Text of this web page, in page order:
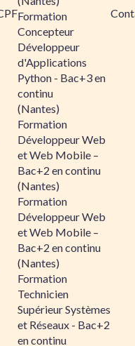
Formation
Concepteur
Développeur
d'Applications
Python - Bac+3 en
continu
(Nantes)
Formation
Développeur Web
et Web Mobile –
Bac+2 en continu
(Nantes)
Formation
Développeur Web
et Web Mobile –
Bac+2 en continu
(Nantes)
Formation
Technicien
Supérieur Systèmes
et Réseaux - Bac+2
en continu